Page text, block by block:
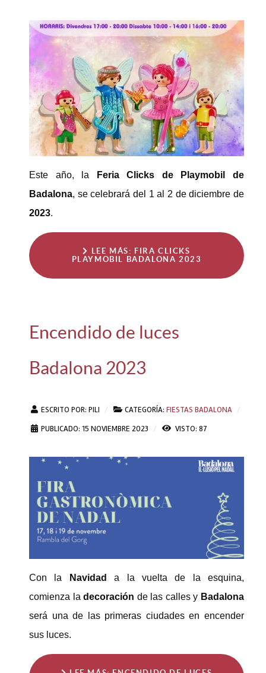
Este año, la
Feria Clicks de Playmobil de
Badalona, se celebrará del 1 al 2 de diciembre de
2023.
LEE MÁS: FIRA CLICKS
PLAYMOBIL BADALONA 2023
Encendido de luces
Badalona 2023
ESCRITO POR: PILI CATEGORÍA: FIESTAS BADALONA
PUBLICADO: 15 NOVIEMBRE 2023
VISTO: 87
Con la Navidada la vuelta de la esquina,
comienza ladecoración de las calles y Badalona
será una de las primeras ciudades en encender
sus luces.